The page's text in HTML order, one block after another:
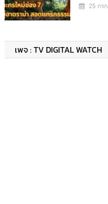
25 กร
เพจ : TV DIGITAL WATCH